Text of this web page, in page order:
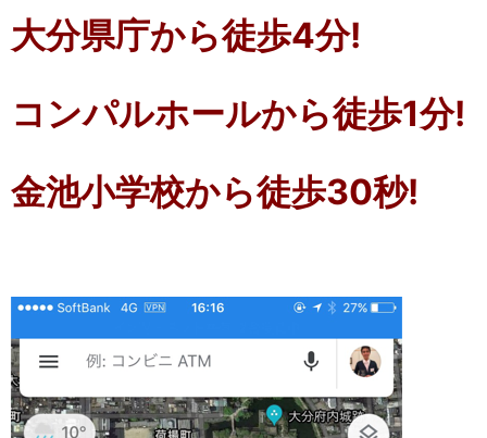
大分県庁から徒歩4分!
コンパルホールから徒歩1分!
金池小学校から徒歩30秒!